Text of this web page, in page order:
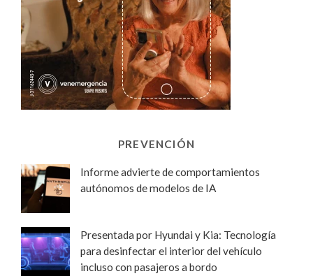
PREVENCIÓN
Informe advierte de comportamientos
autónomos de modelos de IA
Presentada por Hyundai y Kia: Tecnología
para desinfectar el interior del vehículo
incluso con pasajeros a bordo